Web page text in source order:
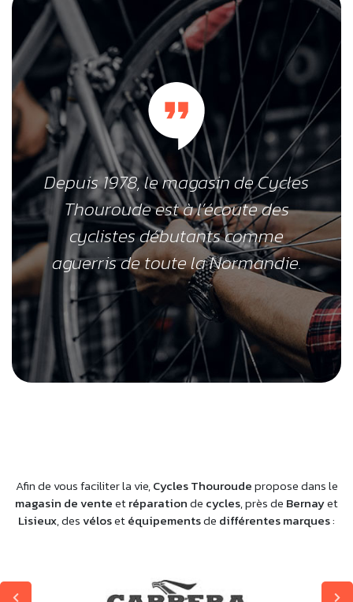
Depuis 1978, le magasin de Cycles
Thouroude est à l’écoute des
cyclistes débutants comme
aguerris de toute la Normandie.
Afin de vous faciliter la vie,Cycles Thouroudepropose dans le
magasin de venteetréparationde cycles, près de Bernayet
Lisieux, desvélosetéquipementsde différentes marques: